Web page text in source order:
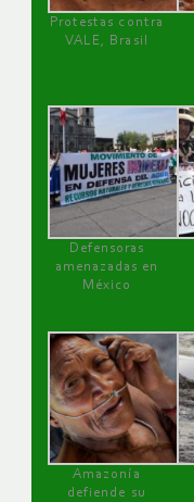
Protestas contra
VALE, Brasil
Defensoras
amenazadas en
México
Amazonía
defiende su